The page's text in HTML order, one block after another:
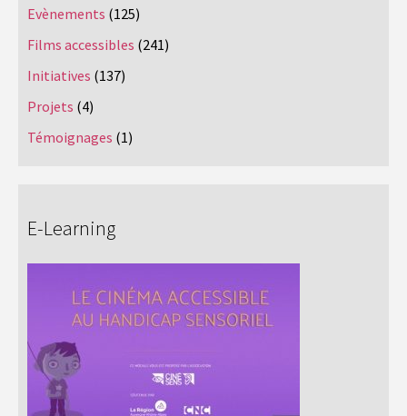
Evènements (125)
Films accessibles (241)
Initiatives (137)
Projets (4)
Témoignages (1)
E-Learning